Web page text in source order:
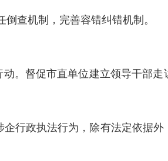
查机制，完善容错纠错机制。
。 督促市直单位建立领导干部走
企行政执法行为，除有法定依据外